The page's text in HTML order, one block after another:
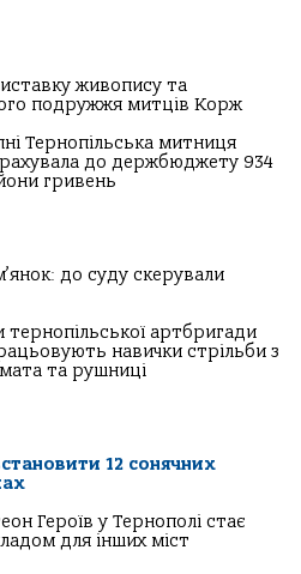
живопису та
подружжя митців Корж
Тернопільська митниця
до держбюджету 934
гривень
до суду скерували
тернопільської артбригади
навички стрільби з
та рушниці
12 сонячних
Героїв у Тернополі стає
для інших міст